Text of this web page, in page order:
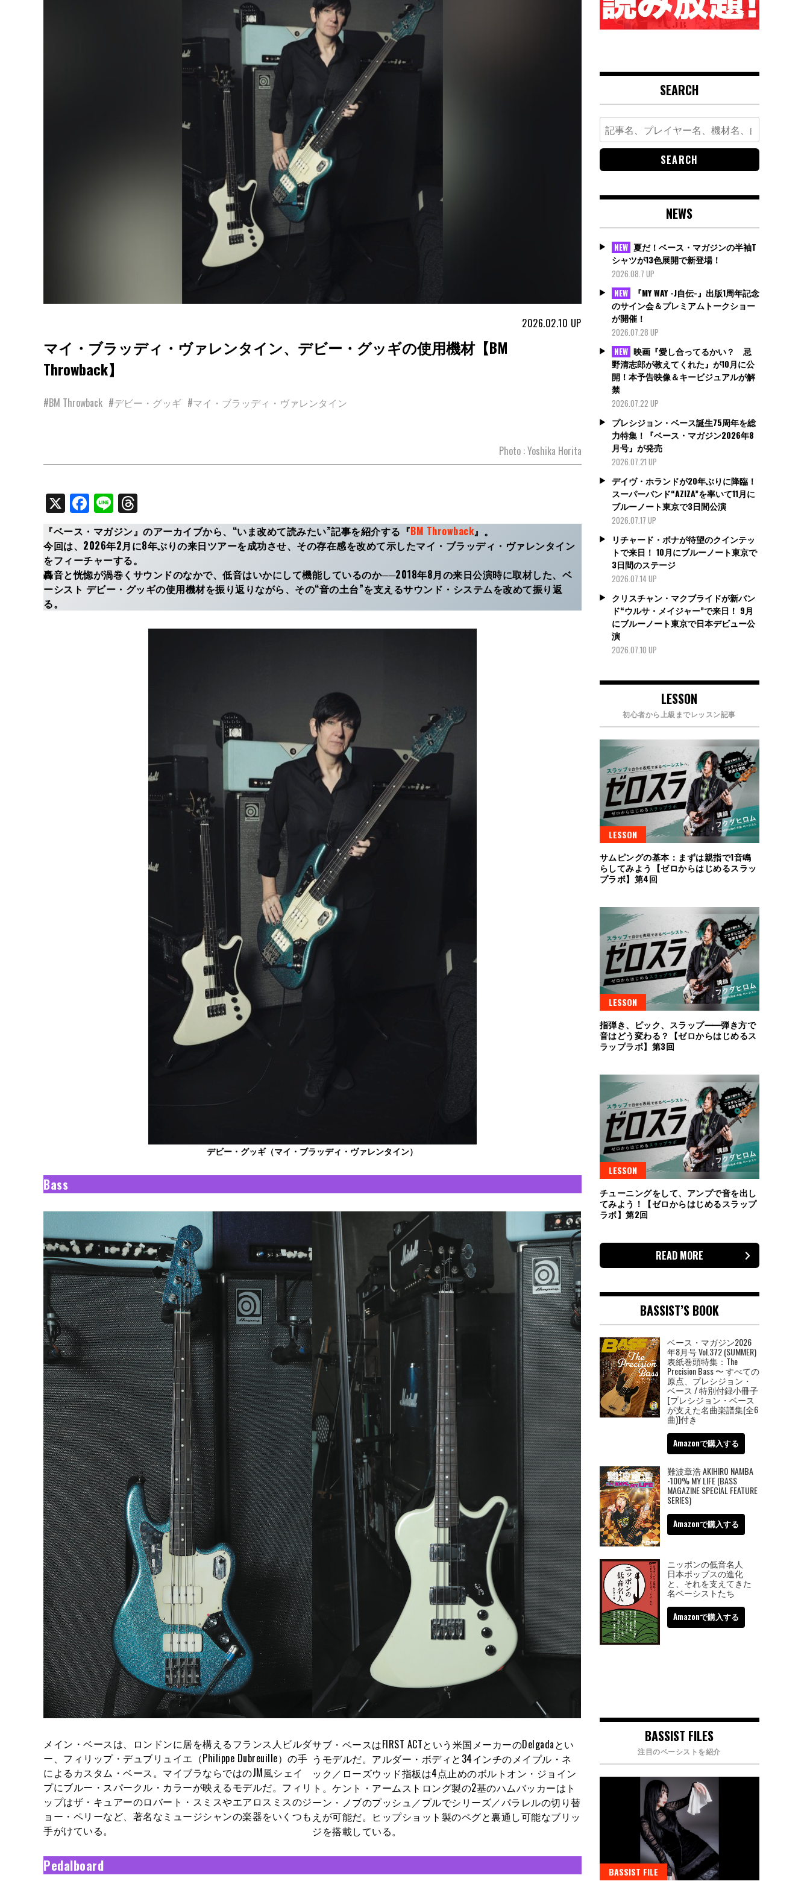
2026.02.10 UP
マイ・ブラッディ・ヴァレンタイン、デビー・グッギの使用機材【BM
Throwback】
#BM Throwback #デビー・グッギ #マイ・ブラッディ・ヴァレンタイン
Photo : Yoshika Horita
X Facebook
Line
『ベース・マガジン』のアーカイブから、“いま改めて読みたい”記事を紹介する 『BM Throwback』 。
今回は、2026年2月に8年ぶりの来日ツアーを成功させ、その存在感を改めて示したマイ・ブラッディ・ヴァレンタイン
をフィーチャーする。
轟音と恍惚が渦巻くサウンドのなかで、低音はいかにして機能しているのか──2018年8月の来日公演時に取材した、ベ
ーシスト デビー・グッギの使用機材を振り返りながら、その“音の土台”を支えるサウンド・システムを改めて振り返
る。
デビー・グッギ（マイ・ブラッディ・ヴァレンタイン）
Bass
メイン・ベースは、ロンドンに居を構えるフランス人ビルダ
ー、フィリップ・デュブリュイエ（Philippe Dubreuille）の手
によるカスタム・ベース。マイブラならではのJM風シェイ
プにブルー・スパークル・カラーが映えるモデルだ。フィリ
ップはザ・キュアーのロバート・スミスやエアロスミスのジ
ョー・ペリーなど、著名なミュージシャンの楽器をいくつも
手がけている。
サブ・ベースはFIRST ACTという米国メーカーのDelgadaとい
うモデルだ。アルダー・ボディと34インチのメイプル・ネ
ック／ローズウッド指板は4点止めのボルトオン・ジョイン
ト。ケント・アームストロング製の2基のハムバッカーはト
ーン・ノブのプッシュ／プルでシリーズ／パラレルの切り替
えが可能だ。ヒップショット製のペグと裏通し可能なブリッ
ジを搭載している。
Pedalboard
SEARCH
Search
for:
NEWS
NEW 夏だ！ベース・マガジンの半袖T
シャツが13色展開で新登場！
2026.08.7 UP
NEW
『MY WAY -J自伝-』出版1周年記念
のサイン会＆プレミアムトークショー
が開催！
2026.07.28 UP
NEW 映画『愛し合ってるかい？ 忌
野清志郎が教えてくれた』が10月に公
開！本予告映像＆キービジュアルが解
禁
2026.07.22 UP
プレシジョン・ベース誕生75周年を総
力特集！『ベース・マガジン2026年8
月号』が発売
2026.07.21 UP
デイヴ・ホランドが20年ぶりに降臨！
スーパーバンド“AZIZA”を率いて11月に
ブルーノート東京で3日間公演
2026.07.17 UP
リチャード・ボナが待望のクインテッ
トで来日！ 10月にブルーノート東京で
3日間のステージ
2026.07.14 UP
クリスチャン・マクブライドが新バン
ド“ウルサ・メイジャー”で来日！ 9月
にブルーノート東京で日本デビュー公
演
2026.07.10 UP
LESSON
初心者から上級までレッスン記事
LESSON
サムピングの基本：まずは親指で1音鳴
らしてみよう【ゼロからはじめるスラッ
プラボ】第4回
LESSON
指弾き、ピック、スラップ⸺弾き方で
音はどう変わる？【ゼロからはじめるス
ラップラボ】第3回
LESSON
チューニングをして、アンプで音を出し
てみよう！【ゼロからはじめるスラップ
ラボ】第2回
READ MORE
BASSIST’S BOOK
ベース・マガジン2026
年8月号 Vol.372 (SUMMER)
表紙巻頭特集：The
Precision Bass 〜 すべての
原点、プレシジョン・
ベース / 特別付録小冊子
[プレシジョン・ベース
が支えた名曲楽譜集(全6
曲)]付き
Amazonで購入する
難波章浩 AKIHIRO NAMBA
-100% MY LIFE (BASS
MAGAZINE SPECIAL FEATURE
SERIES)
Amazonで購入する
ニッポンの低音名人
日本ポップスの進化
と、それを支えてきた
名ベーシストたち
Amazonで購入する
BASSIST FILES
注目のベーシストを紹介
BASSIST FILE